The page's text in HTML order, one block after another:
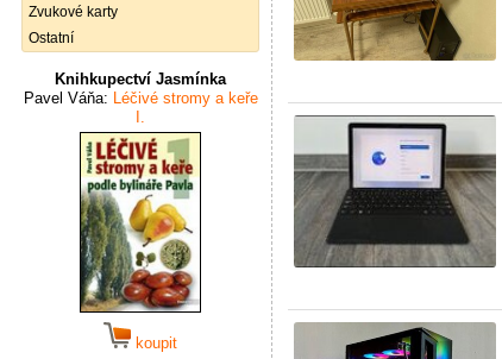
Zvukové karty
Ostatní
Knihkupectví Jasmínka
Pavel Váňa: Léčivé stromy a keře
I.
koupit